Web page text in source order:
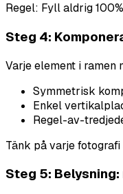
Regel: Fyll aldrig
Steg 4:
Varje element i ramen
Symmetrisk
Enkel
Regel-av-
Tänk på varje
Steg 5: